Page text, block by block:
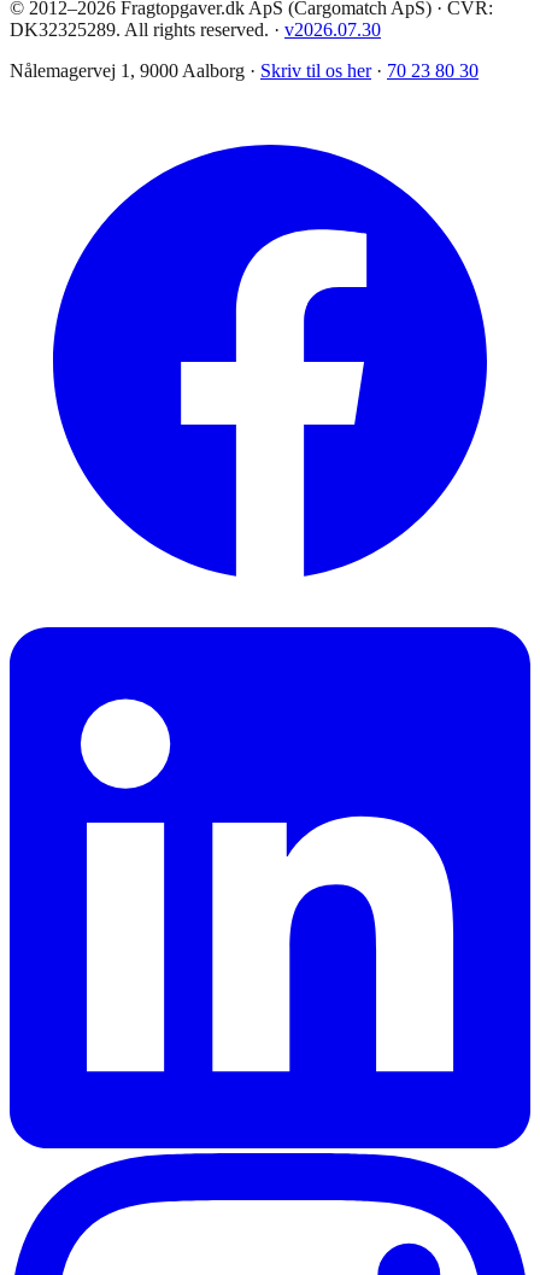
© 2012–2026 Fragtopgaver.dk ApS (Cargomatch ApS) · CVR:
DK32325289. All rights reserved. · v2026.07.30
Nålemagervej 1, 9000 Aalborg · Skriv til os her · 70 23 80 30